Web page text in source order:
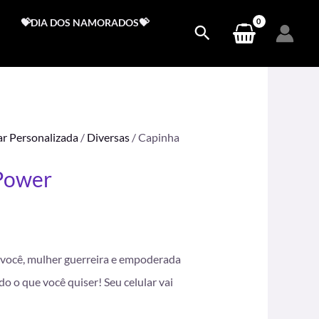
💝DIA DOS NAMORADOS💝
Personalizada / Diversas / Capinha
mulher guerreira e empoderada
o que você quiser! Seu celular vai